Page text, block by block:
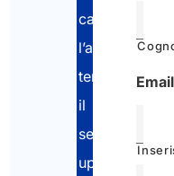
casa,
l’alloggio
temporaneo,
il
set-
up
Email